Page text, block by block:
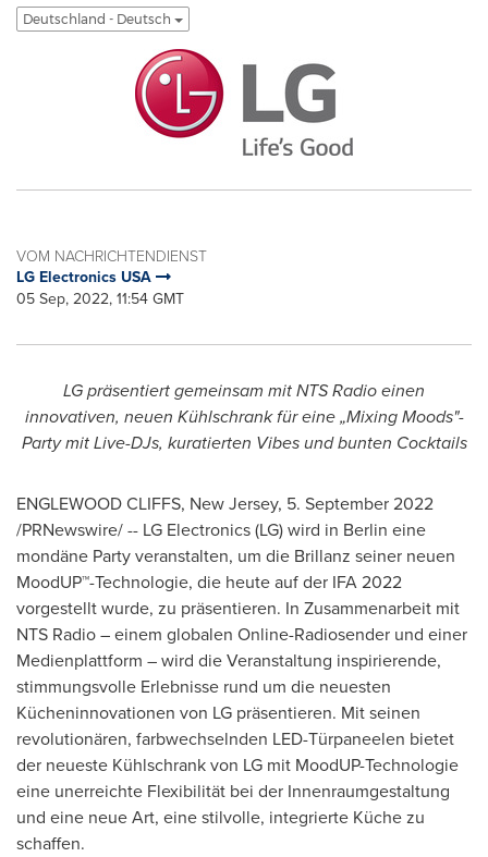
Deutschland - Deutsch
VOM NACHRICHTENDIENST
LG Electronics USA
05 Sep, 2022, 11:54 GMT
LG präsentiert gemeinsam mit NTS Radio einen
innovativen, neuen Kühlschrank für eine „Mixing Moods"-
Party mit Live-DJs, kuratierten Vibes und bunten Cocktails
ENGLEWOOD CLIFFS, New Jersey, 5. September 2022
/PRNewswire/ -- LG Electronics (LG) wird in Berlin eine
mondäne Party veranstalten, um die Brillanz seiner neuen
MoodUP™-Technologie, die heute auf der IFA 2022
vorgestellt wurde, zu präsentieren. In Zusammenarbeit mit
NTS Radio – einem globalen Online-Radiosender und einer
Medienplattform – wird die Veranstaltung inspirierende,
stimmungsvolle Erlebnisse rund um die neuesten
Kücheninnovationen von LG präsentieren. Mit seinen
revolutionären, farbwechselnden LED-Türpaneelen bietet
der neueste Kühlschrank von LG mit MoodUP-Technologie
eine unerreichte Flexibilität bei der Innenraumgestaltung
und eine neue Art, eine stilvolle, integrierte Küche zu
schaffen.